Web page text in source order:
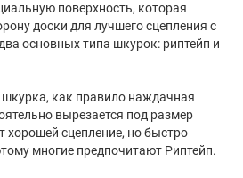
поверхность, которая
доски для лучшего сцепления с
основных типа шкурок: риптейп и
как правило наждачная
вырезается под размер
хорошей сцепление, но быстро
многие предпочитают Риптейп.